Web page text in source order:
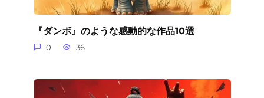
『ダンボ』のような感動的な作品10選
0 36